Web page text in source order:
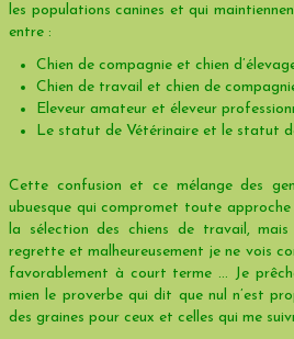
les populations canines et qui
entre :
Chien de compagnie et chien
Chien de travail et chien de
Eleveur amateur et éleveur
Le statut de Vétérinaire et le statut
Cette confusion et ce mélange des
ubuesque qui compromet toute
la sélection des chiens de travail,
regrette et malheureusement je ne vois
favorablement à court terme … Je
mien le proverbe qui dit que nul n’est
des graines pour ceux et celles qui me